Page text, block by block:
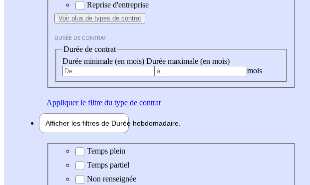
Reprise d'entreprise
Voir plus de types de contrat
DURÉE DE CONTRAT
Durée de contrat
Durée minimale (en mois) Durée maximale (en mois)
mois
Appliquerle filtre du type de contrat
Afficher les filtres de Durée hebdomadaire
Durée hebdomadaire
Temps plein
Temps partiel
Non renseignée